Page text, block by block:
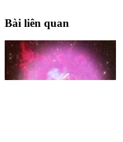
Bài liên quan